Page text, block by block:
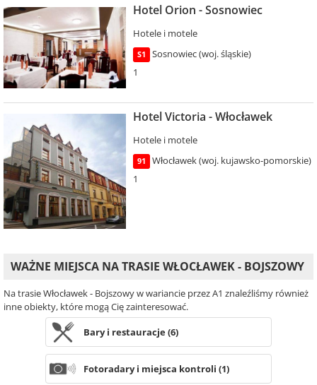
Hotel Orion - Sosnowiec
Hotele i motele
S1
Sosnowiec (woj. śląskie)
1
Hotel Victoria - Włocławek
Hotele i motele
91
Włocławek (woj. kujawsko-pomorskie)
1
WAŻNE MIEJSCA NA TRASIE WŁOCŁAWEK - BOJSZOWY
Na trasie Włocławek - Bojszowy w wariancie przez A1 znaleźliśmy również
inne obiekty, które mogą Cię zainteresować.
Bary i restauracje (6)
Fotoradary i miejsca kontroli (1)